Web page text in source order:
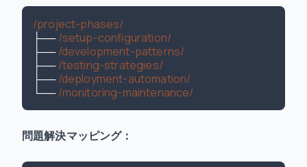
/project-phases/
├── /setup-configuration/
├── /development-patterns/
├── /testing-strategies/
├── /deployment-automation/
└── /monitoring-maintenance/
問題解決マッピング：